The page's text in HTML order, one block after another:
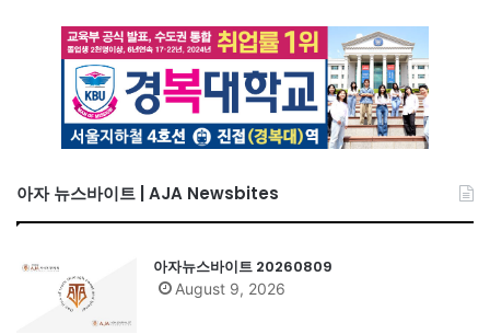
아자 뉴스바이트 | AJA Newsbites
아자뉴스바이트 20260809
August 9, 2026